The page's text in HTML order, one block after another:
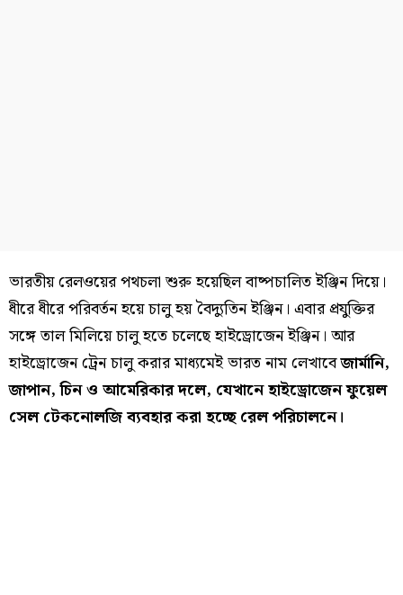
ভারতীয় রেলওয়ের পথচলা শুরু হয়েছিল বাষ্পচালিত ইঞ্জিন দিয়ে।
ধীরে ধীরে পরিবর্তন হয়ে চালু হয় বৈদ্যুতিন ইঞ্জিন। এবার প্রযুক্তির
সঙ্গে তাল মিলিয়ে চালু হতে চলেছে হাইড্রোজেন ইঞ্জিন। আর
হাইড্রোজেন ট্রেন চালু করার মাধ্যমেই ভারত নাম লেখাবেজার্মানি,
জাপান, চিন ও আমেরিকার দলে, যেখানে হাইড্রোজেন ফুয়েল
সেল টেকনোলজি ব্যবহার করা হচ্ছে রেল পরিচালনে।